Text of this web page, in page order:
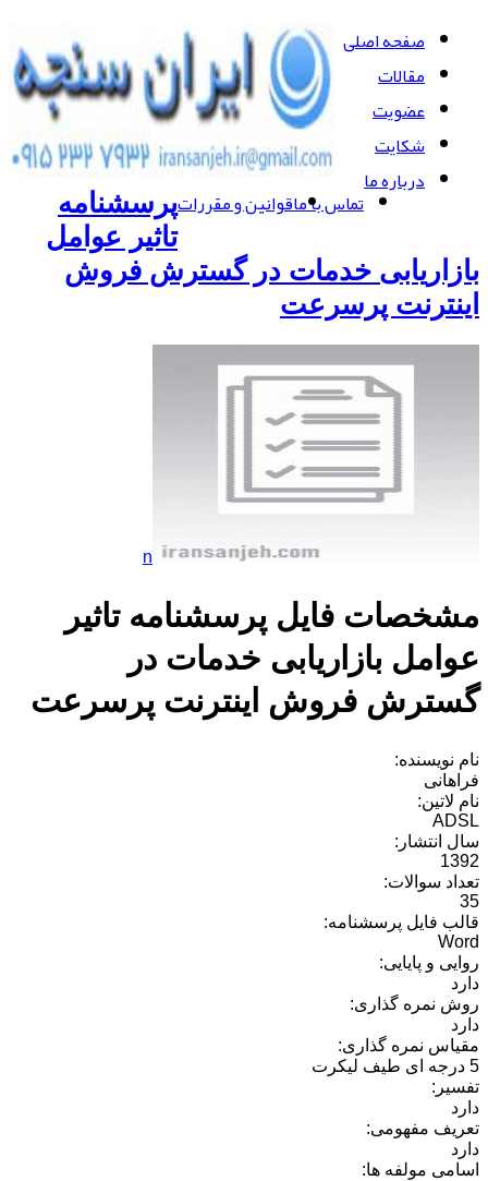
صفحه اصلی
مقالات
عضویت
شکایت
درباره ما
تماس با ماقوانین و مقرراتپرسشنامه
تاثیر عوامل
بازاریابی خدمات در گسترش فروش
اینترنت پرسرعت
n
مشخصات فایل پرسشنامه تاثیر
عوامل بازاریابی خدمات در
گسترش فروش اینترنت پرسرعت
نام نویسنده:
فراهانی
نام لاتین:
ADSL
سال انتشار:
1392
تعداد سوالات:
35
قالب فایل پرسشنامه:
Word
روایی و پایایی:
دارد
روش نمره گذاری:
دارد
مقیاس نمره گذاری:
5 درجه ای طیف لیکرت
تفسیر:
دارد
تعریف مفهومی:
دارد
اسامی مولفه ها: